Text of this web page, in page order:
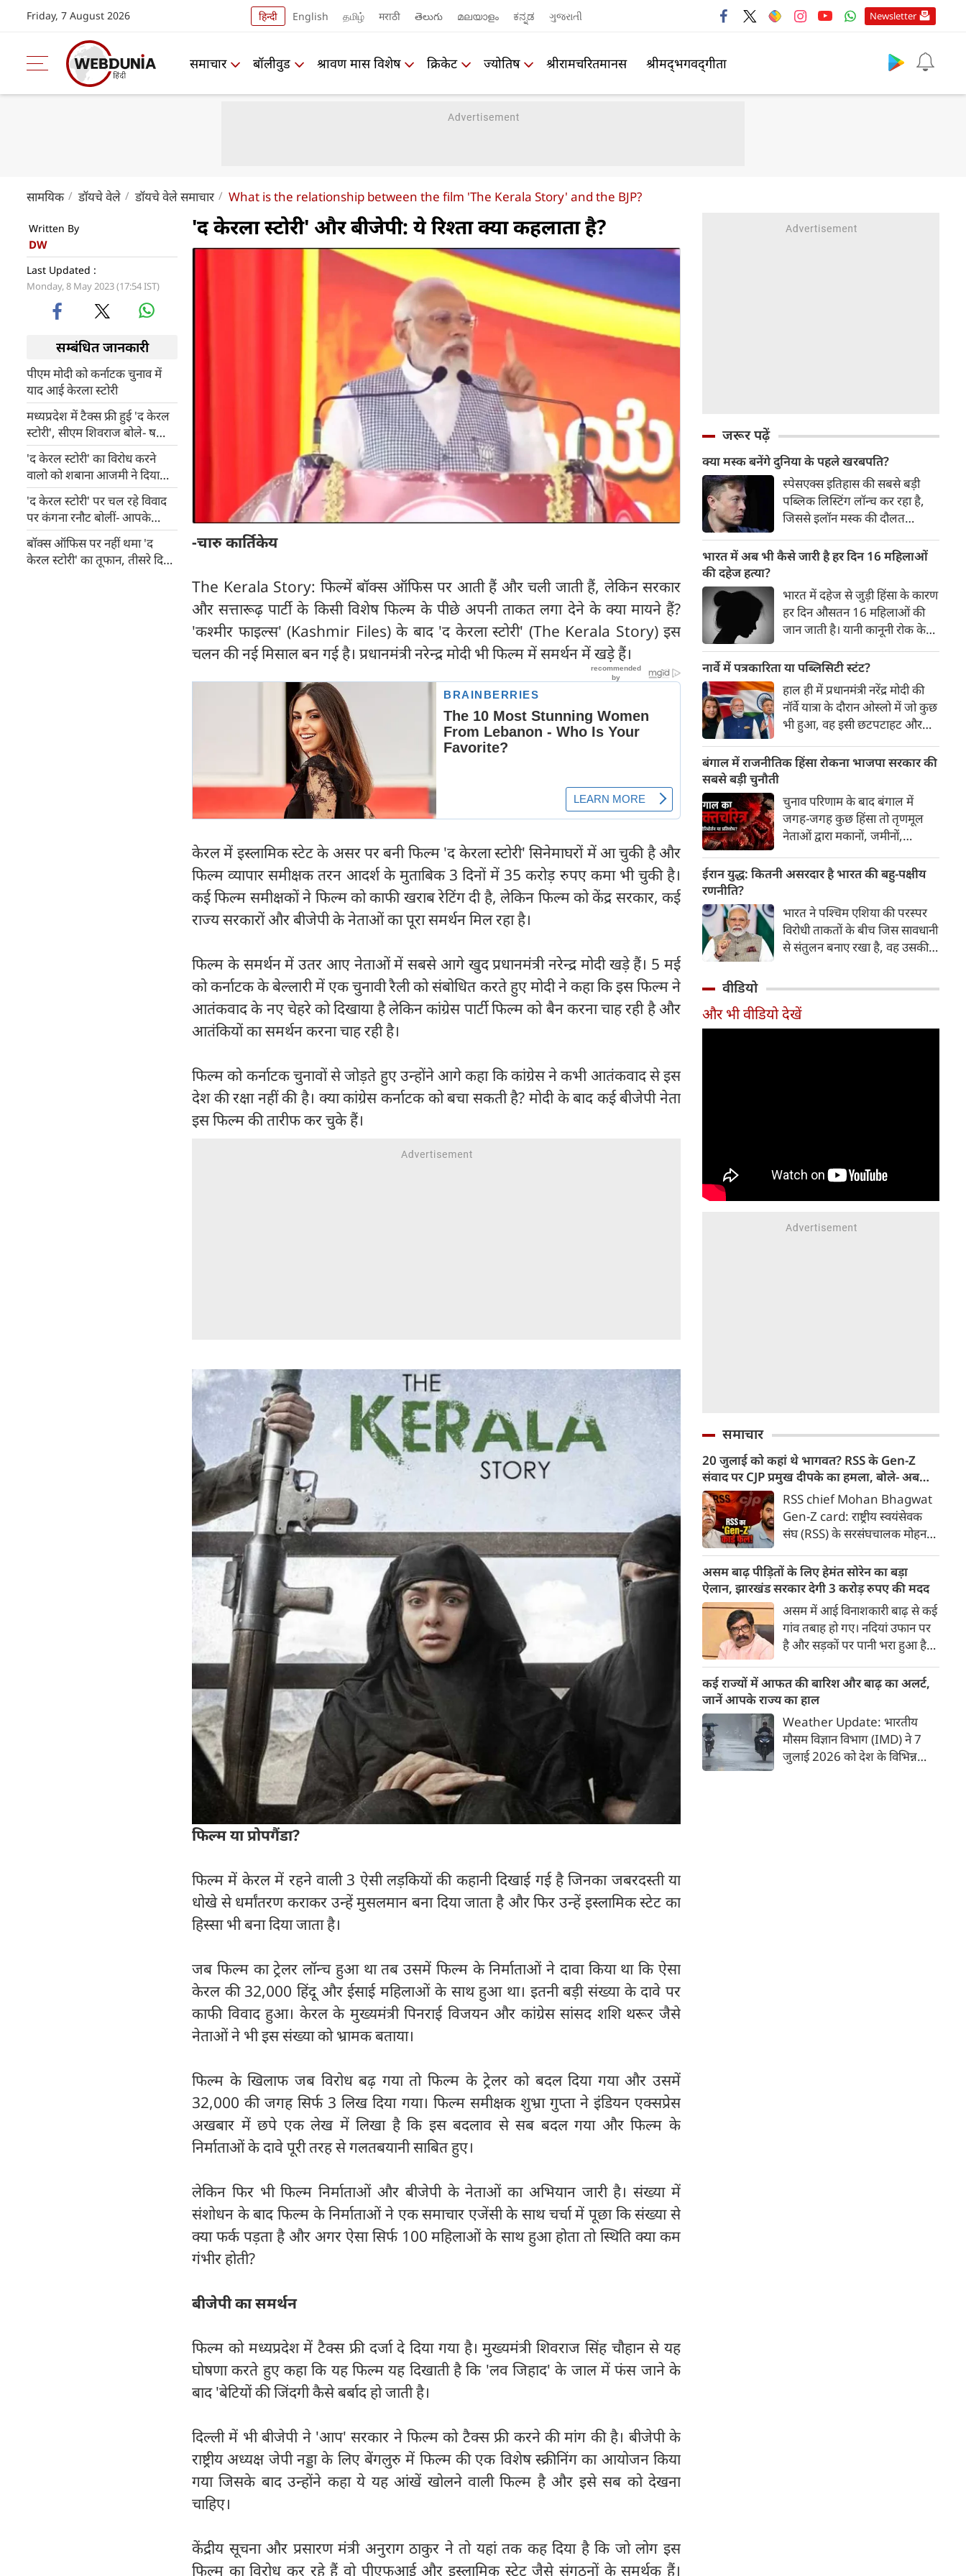
Friday, 7 August 2026 हिन्दी English தமிழ் मराठी తెలుగు മലയാളം ಕನ್ನಡ ગુજરાતી Newsletter
समाचार बॉलीवुड श्रावण मास विशेष क्रिकेट ज्योतिष श्रीरामचरितमानस श्रीमद्‍भगवद्‍गीता
सामयिक डॉयचे वेले डॉयचे वेले समाचार What is the relationship between the film 'The Kerala Story' and the BJP?
Written By
DW
Last Updated :
Monday, 8 May 2023 (17:54 IST)
सम्बंधित जानकारी
पीएम मोदी को कर्नाटक चुनाव में
याद आई केरला स्टोरी
मध्यप्रदेश में टैक्स फ्री हुई 'द केरल
स्टोरी', सीएम शिवराज बोले- षड्यंत्र
को करती है उजागर
'द केरल स्टोरी' का विरोध करने
वालो को शबाना आजमी ने दिया
जवाब, बोलीं- जो लोग बैन करने की
बात करते हैं...
'द केरल स्टोरी' पर चल रहे विवाद
पर कंगना रनौट बोलीं- आपके
हिसाब से आईएसआईएस आतंकी
संगठन नहीं तो...
बॉक्स ऑफिस पर नहीं थमा 'द
केरल स्टोरी' का तूफान, तीसरे दिन
'द केरला स्टोरी' और बीजेपी: ये रिश्ता क्या कहलाता है?
-चारु कार्तिकेय
The Kerala Story: फिल्में बॉक्स ऑफिस पर आती हैं और चली जाती हैं, लेकिन सरकार
और सत्तारूढ़ पार्टी के किसी विशेष फिल्म के पीछे अपनी ताकत लगा देने के क्या मायने हैं?
'कश्मीर फाइल्स' (Kashmir Files) के बाद 'द केरला स्टोरी' (The Kerala Story) इस
चलन की नई मिसाल बन गई है। प्रधानमंत्री नरेन्द्र मोदी भी फिल्म में समर्थन में खड़े हैं।
केरल में इस्लामिक स्टेट के असर पर बनी फिल्म 'द केरला स्टोरी' सिनेमाघरों में आ चुकी है और
फिल्म व्यापार समीक्षक तरन आदर्श के मुताबिक 3 दिनों में 35 करोड़ रुपए कमा भी चुकी है।
कई फिल्म समीक्षकों ने फिल्म को काफी खराब रेटिंग दी है, लेकिन फिल्म को केंद्र सरकार, कई
राज्य सरकारों और बीजेपी के नेताओं का पूरा समर्थन मिल रहा है।
फिल्म के समर्थन में उतर आए नेताओं में सबसे आगे खुद प्रधानमंत्री नरेन्द्र मोदी खड़े हैं। 5 मई
को कर्नाटक के बेल्लारी में एक चुनावी रैली को संबोधित करते हुए मोदी ने कहा कि इस फिल्म ने
आतंकवाद के नए चेहरे को दिखाया है लेकिन कांग्रेस पार्टी फिल्म को बैन करना चाह रही है और
आतंकियों का समर्थन करना चाह रही है।
फिल्म को कर्नाटक चुनावों से जोड़ते हुए उन्होंने आगे कहा कि कांग्रेस ने कभी आतंकवाद से इस
देश की रक्षा नहीं की है। क्या कांग्रेस कर्नाटक को बचा सकती है? मोदी के बाद कई बीजेपी नेता
इस फिल्म की तारीफ कर चुके हैं।
फिल्म या प्रोपगैंडा?
फिल्म में केरल में रहने वाली 3 ऐसी लड़कियों की कहानी दिखाई गई है जिनका जबरदस्ती या
धोखे से धर्मांतरण कराकर उन्हें मुसलमान बना दिया जाता है और फिर उन्हें इस्लामिक स्टेट का
हिस्सा भी बना दिया जाता है।
जब फिल्म का ट्रेलर लॉन्च हुआ था तब उसमें फिल्म के निर्माताओं ने दावा किया था कि ऐसा
केरल की 32,000 हिंदू और ईसाई महिलाओं के साथ हुआ था। इतनी बड़ी संख्या के दावे पर
काफी विवाद हुआ। केरल के मुख्यमंत्री पिनराई विजयन और कांग्रेस सांसद शशि थरूर जैसे
नेताओं ने भी इस संख्या को भ्रामक बताया।
फिल्म के खिलाफ जब विरोध बढ़ गया तो फिल्म के ट्रेलर को बदल दिया गया और उसमें
32,000 की जगह सिर्फ 3 लिख दिया गया। फिल्म समीक्षक शुभ्रा गुप्ता ने इंडियन एक्सप्रेस
अखबार में छपे एक लेख में लिखा है कि इस बदलाव से सब बदल गया और फिल्म के
निर्माताओं के दावे पूरी तरह से गलतबयानी साबित हुए।
लेकिन फिर भी फिल्म निर्माताओं और बीजेपी के नेताओं का अभियान जारी है। संख्या में
संशोधन के बाद फिल्म के निर्माताओं ने एक समाचार एजेंसी के साथ चर्चा में पूछा कि संख्या से
क्या फर्क पड़ता है और अगर ऐसा सिर्फ 100 महिलाओं के साथ हुआ होता तो स्थिति क्या कम
गंभीर होती?
बीजेपी का समर्थन
फिल्म को मध्यप्रदेश में टैक्स फ्री दर्जा दे दिया गया है। मुख्यमंत्री शिवराज सिंह चौहान से यह
घोषणा करते हुए कहा कि यह फिल्म यह दिखाती है कि 'लव जिहाद' के जाल में फंस जाने के
बाद 'बेटियों की जिंदगी कैसे बर्बाद हो जाती है।
दिल्ली में भी बीजेपी ने 'आप' सरकार ने फिल्म को टैक्स फ्री करने की मांग की है। बीजेपी के
राष्ट्रीय अध्यक्ष जेपी नड्डा के लिए बेंगलुरु में फिल्म की एक विशेष स्क्रीनिंग का आयोजन किया
गया जिसके बाद उन्होंने कहा ये यह आंखें खोलने वाली फिल्म है और इसे सब को देखना
चाहिए।
केंद्रीय सूचना और प्रसारण मंत्री अनुराग ठाकुर ने तो यहां तक कह दिया है कि जो लोग इस
फिल्म का विरोध कर रहे हैं वो पीएफआई और इस्लामिक स्टेट जैसे संगठनों के समर्थक हैं।
जरूर पढ़ें
क्या मस्क बनेंगे दुनिया के पहले खरबपति?
स्पेसएक्स इतिहास की सबसे बड़ी
पब्लिक लिस्टिंग लॉन्च कर रहा है,
जिससे इलॉन मस्क की दौलत
जाएगी। क्या इस कंपनी की ‘इस
सचमुच ब्रह्मांड जितनी
भारत में अब भी कैसे जारी है हर दिन 16 महिलाओं
की दहेज हत्या?
भारत में दहेज से जुड़ी हिंसा के कारण
हर दिन औसतन 16 महिलाओं की
जान जाती है। यानी कानूनी रोक के
अलग-अलग तरीकों से जारी है।
नार्वे में पत्रकारिता या पब्लिसिटी स्टंट?
हाल ही में प्रधानमंत्री नरेंद्र मोदी की
नॉर्वे यात्रा के दौरान ओस्लो में जो कुछ
भी हुआ, वह इसी छटपटाहट और
ज्वलंत उदाहरण है। दुःख की बात यह
पब्लिसिटी स्टंट की स्क्रिप्ट पर भारत
का मुख्य विपक्ष न केवल तालियां
बजा रहा है, बल्कि अपने ही देश की
छवि को धूमिल करने के लिए इसका
इस्तेमाल कर रहा है...
बंगाल में राजनीतिक हिंसा रोकना भाजपा सरकार की
सबसे बड़ी चुनौती
चुनाव परिणाम के बाद बंगाल में
जगह-जगह कुछ हिंसा तो तृणमूल
नेताओं द्वारा मकानों, जमीनों,
जब लोग स्वयं निकलकर इसे मुक्त
कराने लगे। इसी तरह हिंदुओं के कई
धर्मस्थलों या धर्म स्थानों की मुक्ति के
दृश्य भी सामने आए।
ईरान युद्ध: कितनी असरदार है भारत की बहु-पक्षीय
रणनीति?
भारत ने पश्चिम एशिया की परस्पर
विरोधी ताकतों के बीच जिस सावधानी
से संतुलन बनाए रखा है, वह उसकी
लिए कितना मुश्किल होता जा रहा है।
वीडियो
और भी वीडियो देखें
समाचार
20 जुलाई को कहां थे भागवत? RSS के Gen-Z
संवाद पर CJP प्रमुख दीपके का हमला, बोले- अब
बहुत देर हो गई!
RSS chief Mohan Bhagwat
Gen-Z card: राष्ट्रीय स्वयंसेवक
संघ (RSS) के सरसंघचालक मोहन
के युवाओं के साथ संवाद की पहल पर
सेंटर फॉर जस्टिस एंड पीस (CJP) के
राष्ट्रीय संयोजक अभिजीत दीपके ने
कड़ा प्रहार किया है।
असम बाढ़ पीड़ितों के लिए हेमंत सोरेन का बड़ा
ऐलान, झारखंड सरकार देगी 3 करोड़ रुपए की मदद
असम में आई विनाशकारी बाढ़ से कई
गांव तबाह हो गए। नदियां उफान पर
है और सड़कों पर पानी भरा हुआ है।
लोगों की जान जा चुकी है। इस बीच
झारखंड के मुख्‍यमंत्री हेमंत सोरेन ने
असम के बाढ़ पीड़ितों की सहायता के
लिए 3 करोड़ रुपए देने की घोषणा
की।
कई राज्यों में आफत की बारिश और बाढ़ का अलर्ट,
जानें आपके राज्य का हाल
Weather Update: भारतीय
मौसम विज्ञान विभाग (IMD) ने 7
जुलाई 2026 को देश के विभिन्न